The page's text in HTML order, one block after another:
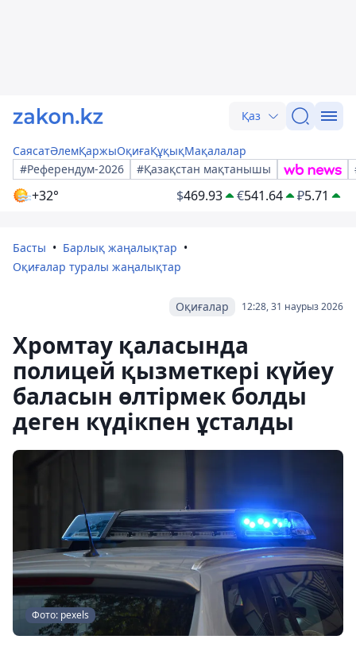
Қаз
СаясатӘлемҚаржыОқиғаҚұқықМақалалар
#Референдум-2026
#Қазақстан мақтанышы
+32° $469.93 €541.64 ₽5.71
Басты
Барлық жаңалықтар
Оқиғалар туралы жаңалықтар
12:28, 31 наурыз 2026
Оқиғалар
Хромтау қаласында
полицей қызметкері күйеу
баласын өлтірмек болды
деген күдікпен ұсталды
Фото: pexels